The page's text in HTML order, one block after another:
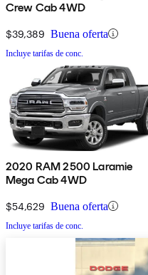
Crew Cab 4WD
$39,389 Buena oferta
Incluye tarifas de conc.
2020 RAM 2500 Laramie
Mega Cab 4WD
$54,629 Buena oferta
Incluye tarifas de conc.